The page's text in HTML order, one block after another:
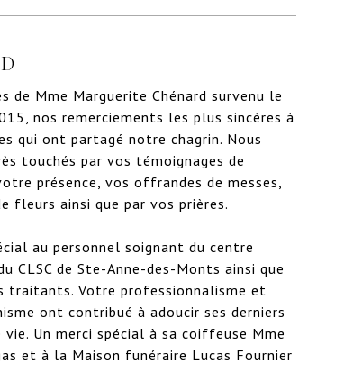
de Mme Marguerite Chénard survenu le
nos remerciements les plus sincères à
qui ont partagé notre chagrin. Nous
touchés par vos témoignages de
présence, vos offrandes de messes,
fleurs ainsi que par vos prières.
au personnel soignant du centre
CLSC de Ste-Anne-des-Monts ainsi que
traitants. Votre professionnalisme et
ont contribué à adoucir ses derniers
Un merci spécial à sa coiffeuse Mme
et à la Maison funéraire Lucas Fournier